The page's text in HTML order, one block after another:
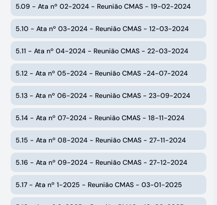
5.09 - Ata nº 02-2024 - Reunião CMAS - 19-02-2024
5.10 - Ata nº 03-2024 - Reunião CMAS - 12-03-2024
5.11 - Ata nº 04-2024 - Reunião CMAS - 22-03-2024
5.12 - Ata nº 05-2024 - Reunião CMAS -24-07-2024
5.13 - Ata nº 06-2024 - Reunião CMAS - 23-09-2024
5.14 - Ata nº 07-2024 - Reunião CMAS - 18-11-2024
5.15 - Ata nº 08-2024 - Reunião CMAS - 27-11-2024
5.16 - Ata nº 09-2024 - Reunião CMAS - 27-12-2024
5.17 - Ata nº 1-2025 - Reunião CMAS - 03-01-2025